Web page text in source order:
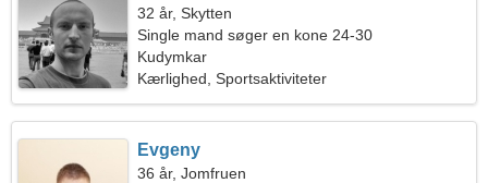
32 år, Skytten
Single mand søger en kone 24-30
Kudymkar
Kærlighed, Sportsaktiviteter
Evgeny
36 år, Jomfruen